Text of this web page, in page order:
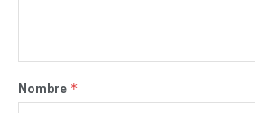
Nombre *